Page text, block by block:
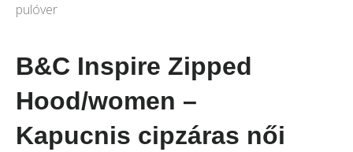
pulóver
B&C Inspire Zipped
Hood/women –
Kapucnis cipzáras női